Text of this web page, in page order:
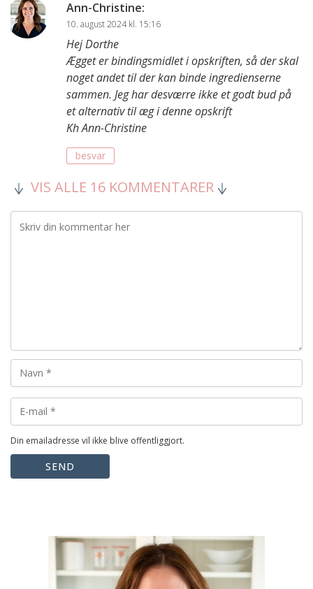
Ann-Christine:
10. august 2024 kl. 15:16
Hej Dorthe
Ægget er bindingsmidlet i opskriften, så der skal
noget andet til der kan binde ingredienserne
sammen. Jeg har desværre ikke et godt bud på
et alternativ til æg i denne opskrift
Kh Ann-Christine
besvar
VIS ALLE 16 KOMMENTARER
Din emailadresse vil ikke blive offentliggjort.
SEND